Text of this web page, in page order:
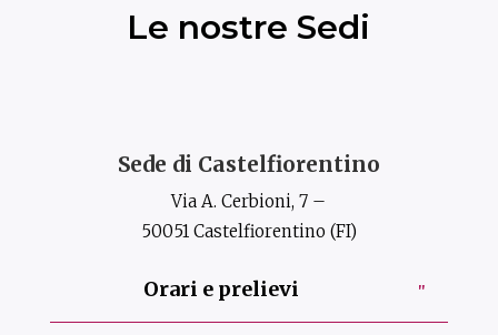
Le nostre Sedi
Sede di Castelfiorentino
Via A. Cerbioni, 7 –
50051 Castelfiorentino (FI)
Orari e prelievi